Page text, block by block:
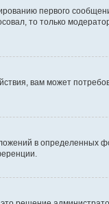
первого
то только
вам может
в определенных